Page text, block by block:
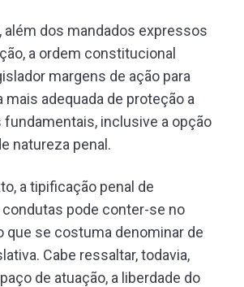
além dos mandados expressos
a ordem constitucional
margens de ação para
mais adequada de proteção a
inclusive a opção
natureza penal.
a tipificação penal de
pode conter-se no
que se costuma denominar de
Cabe ressaltar, todavia,
de atuação, a liberdade do